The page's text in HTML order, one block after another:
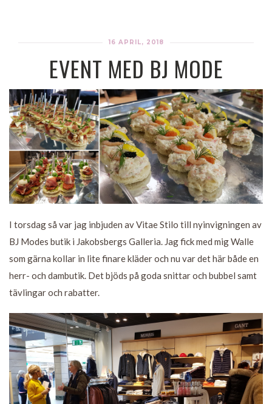
16 APRIL, 2018
EVENT MED BJ MODE
I torsdag så var jag inbjuden av Vitae Stilo till nyinvigningen av
BJ Modes butik i Jakobsbergs Galleria. Jag fick med mig Walle
som gärna kollar in lite finare kläder och nu var det här både en
herr- och dambutik. Det bjöds på goda snittar och bubbel samt
tävlingar och rabatter.